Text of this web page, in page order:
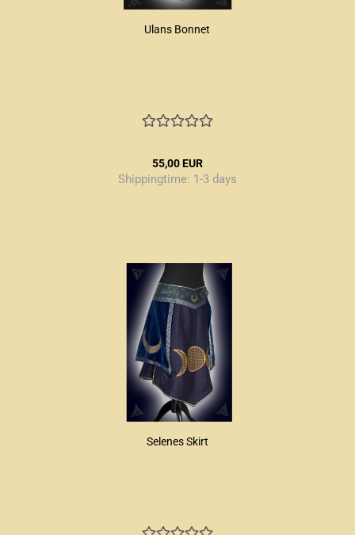
Ulans Bonnet
55,00 EUR
Shippingtime: 1-3 days
Selenes Skirt